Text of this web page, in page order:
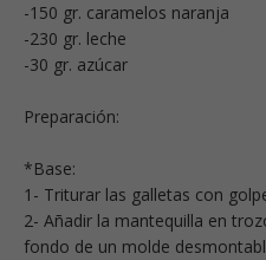
-150 gr. caramelos naranja
-230 gr. leche
-30 gr. azúcar
Preparación:
*Base:
1- Triturar las galletas con
2- Añadir la mantequilla en
fondo de un molde